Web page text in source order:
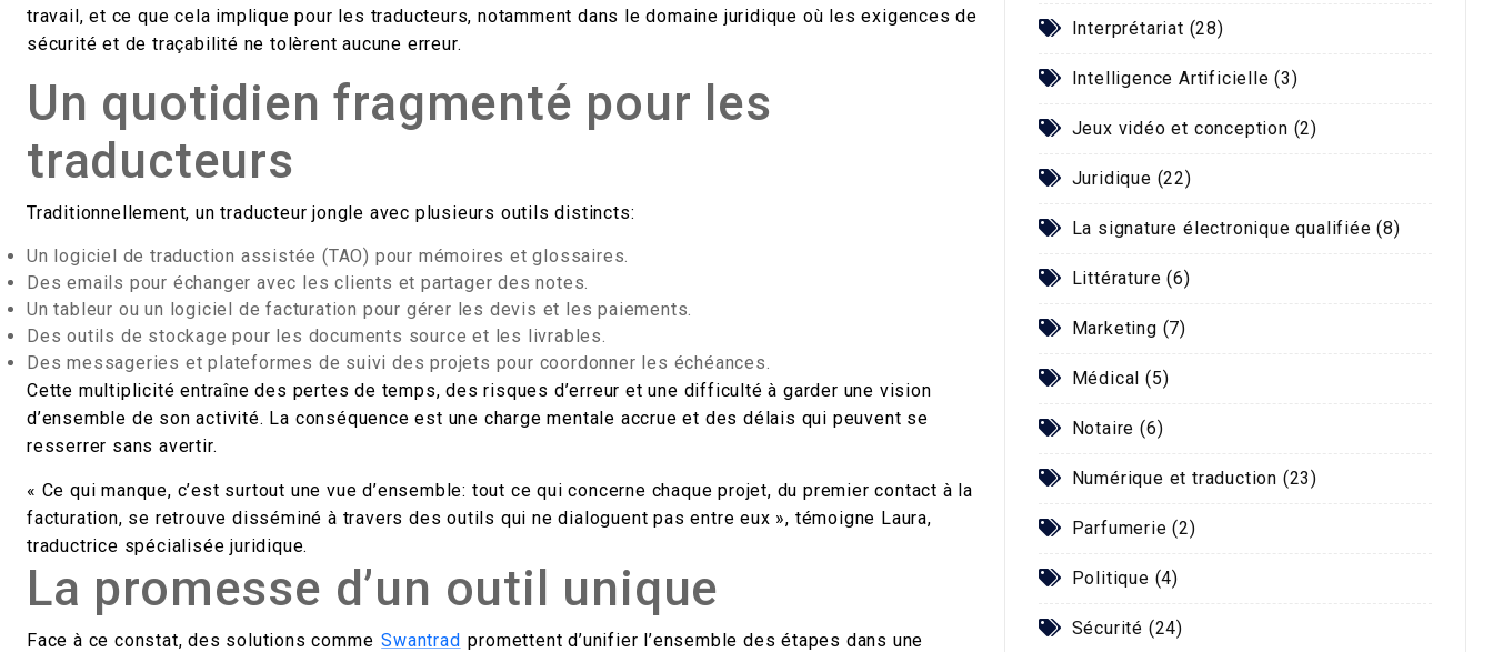
travail, et ce que cela implique pour les traducteurs, notamment dans le domaine juridique où les exigences de
sécurité et de traçabilité ne tolèrent aucune erreur.
Un quotidien fragmenté pour les
traducteurs
Traditionnellement, un traducteur jongle avec plusieurs outils distincts:
Un logiciel de traduction assistée (TAO) pour mémoires et glossaires.
Des emails pour échanger avec les clients et partager des notes.
Un tableur ou un logiciel de facturation pour gérer les devis et les paiements.
Des outils de stockage pour les documents source et les livrables.
Des messageries et plateformes de suivi des projets pour coordonner les échéances.
Cette multiplicité entraîne des pertes de temps, des risques d’erreur et une difficulté à garder une vision
d’ensemble de son activité. La conséquence est une charge mentale accrue et des délais qui peuvent se
resserrer sans avertir.
« Ce qui manque, c’est surtout une vue d’ensemble: tout ce qui concerne chaque projet, du premier contact à la
facturation, se retrouve disséminé à travers des outils qui ne dialoguent pas entre eux », témoigne Laura,
traductrice spécialisée juridique.
La promesse d’un outil unique
Face à ce constat, des solutions comme Swantrad promettent d’unifier l’ensemble des étapes dans une
Interprétariat (28)
Intelligence Artificielle (3)
Jeux vidéo et conception (2)
Juridique (22)
La signature électronique qualifiée (8)
Littérature (6)
Marketing (7)
Médical (5)
Notaire (6)
Numérique et traduction (23)
Parfumerie (2)
Politique (4)
Sécurité (24)